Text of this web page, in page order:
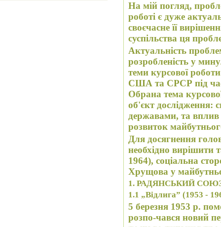
На мій погляд,
роботі є дуже
своєчасне її
суспільства ця
Актуальність
розробленість у
теми курсової
США та СРСР під
Обрана тема
об'єкт дослідження:
державами, та вплив відносин на подальший
розвиток
Для досягнення
необхідно вирішити
1964), соціальна
Хрущова у
1. РАДЯНСЬКИЙ
1.1 „Відлига” (1953 -
5 березня 1953 р.
розпо-чався новий